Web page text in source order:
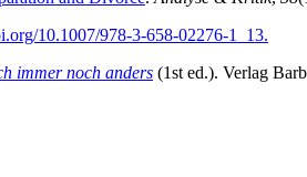
10.1007/978-3-658-02276-1_13.
immer noch anders (1st ed.). Verlag